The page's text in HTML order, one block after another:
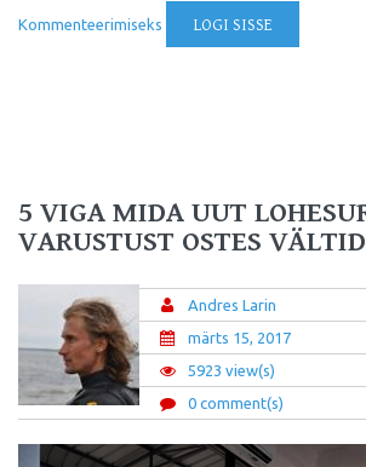
Kommenteerimiseks LOGI SISSE
5 VIGA MIDA UUT
VARUSTUST OSTES
Andres Larin
märts 15, 2017
5923 view(s)
0 comment(s)